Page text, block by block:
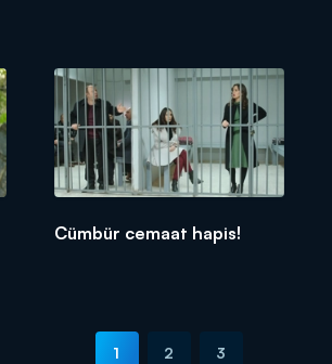
Cümbür cemaat hapis!
1 2 3